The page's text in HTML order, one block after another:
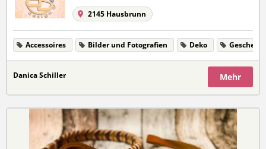
2145 Hausbrunn
Accessoires Bilder und Fotografien Deko
Danica Schiller Mehr